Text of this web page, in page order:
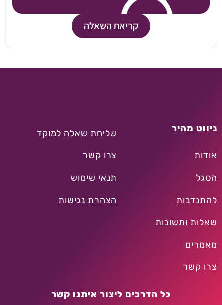
קריאת השאלה
ניווט מהיר
אודות
הסגל
להתנדבות
שאלות ותשובות
מאמרים
צרו קשר
שליחת שאלה למוקד
צרו קשר
תנאי שימוש
הצהרת נגישות
כל הדרכים ליצור איתנו קשר